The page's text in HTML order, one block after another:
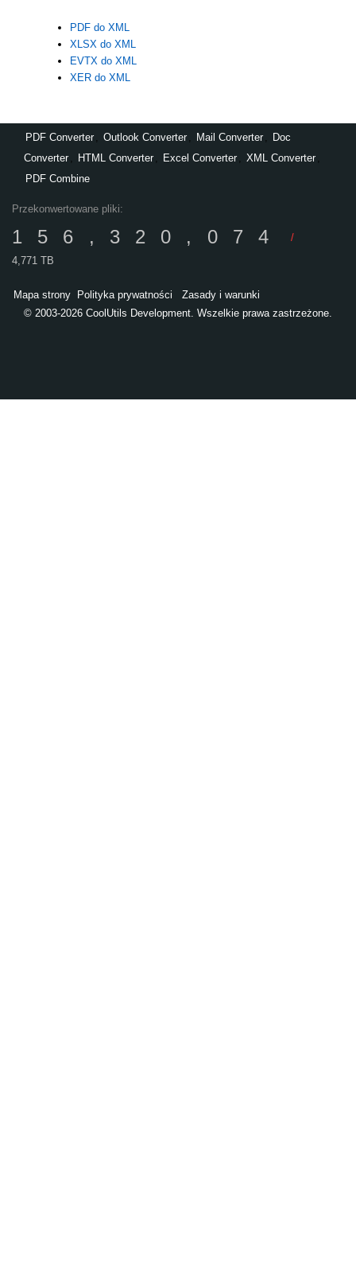
PDF do XML
XLSX do XML
EVTX do XML
XER do XML
PDF Converter Outlook Converter Mail Converter
Doc
Converter
HTML Converter Excel Converter XML Converter
PDF Combine
Przekonwertowane pliki:
156,320,074
/
4,771 TB
Mapa strony Polityka prywatności
Zasady i warunki
© 2003-2026 CoolUtils Development. Wszelkie prawa zastrzeżone.